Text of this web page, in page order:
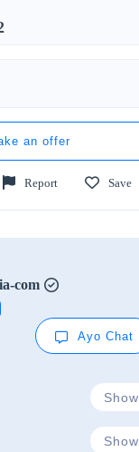
an offer
Report Save
com
Ayo Chat
Show
Show